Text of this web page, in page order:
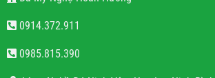
0914.372.911
0985.815.390